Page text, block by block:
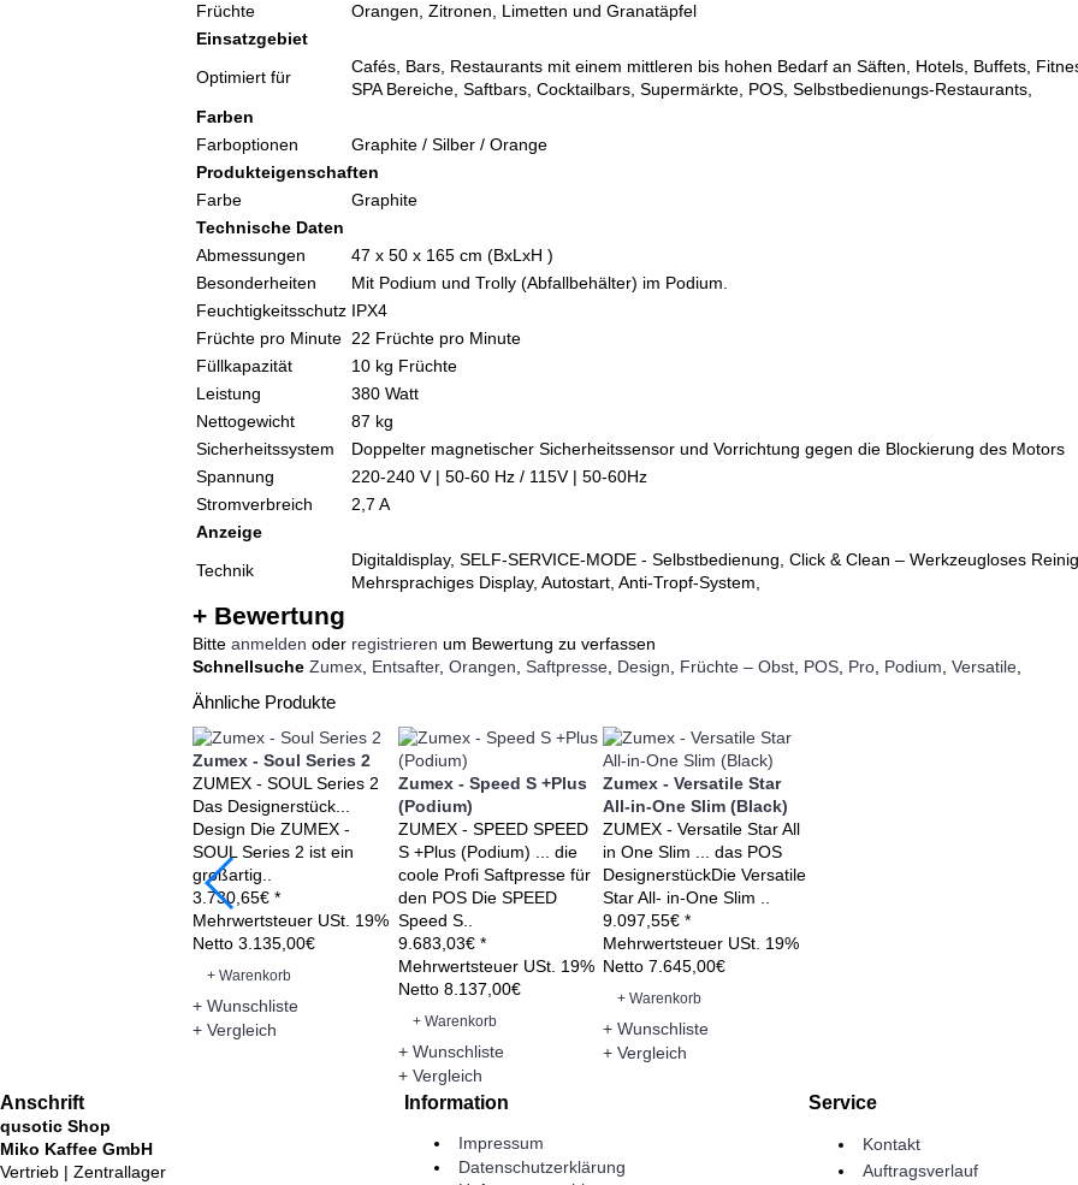
Früchte
Orangen, Zitronen, Limetten und Granatäpfel
Einsatzgebiet
Optimiert für
Cafés, Bars, Restaurants mit einem mittleren bis hohen Bedarf an Säften, Hotels, Buffets,
SPA Bereiche, Saftbars, Cocktailbars, Supermärkte, POS, Selbstbedienungs-Restaurants,
Farben
Farboptionen
Graphite / Silber / Orange
Produkteigenschaften
Farbe
Graphite
Technische Daten
Abmessungen
47 x 50 x 165 cm (BxLxH )
Besonderheiten
Mit Podium und Trolly (Abfallbehälter) im Podium.
Feuchtigkeitsschutz IPX4
Früchte pro Minute 22 Früchte pro Minute
Füllkapazität
10 kg Früchte
Leistung
380 Watt
Nettogewicht
87 kg
Sicherheitssystem
Doppelter magnetischer Sicherheitssensor und Vorrichtung gegen die Blockierung des Motors
Spannung
220-240 V | 50-60 Hz / 115V | 50-60Hz
Stromverbreich
2,7 A
Anzeige
Technik
Digitaldisplay, SELF-SERVICE-MODE - Selbstbedienung, Click & Clean – Werkzeugloses
Mehrsprachiges Display, Autostart, Anti-Tropf-System,
+ Bewertung
Bitte anmelden oder registrieren um Bewertung zu verfassen
Schnellsuche Zumex Entsafter, Orangen Saftpresse Design Früchte – Obst POS Pro Podium Versatile
Ähnliche Produkte
Zumex - Soul Series 2
ZUMEX - SOUL Series 2
Das Designerstück...
Design Die ZUMEX -
SOUL Series 2 ist ein
großartig..
3.730,65€ *
Mehrwertsteuer USt. 19%
Netto 3.135,00€
+ Warenkorb
+ Wunschliste
+ Vergleich
Zumex - Speed S +Plus
(Podium)
ZUMEX - SPEED SPEED
S +Plus (Podium) ... die
coole Profi Saftpresse für
den POS Die SPEED
Speed S..
9.683,03€ *
Mehrwertsteuer USt. 19%
Netto 8.137,00€
+ Warenkorb
+ Wunschliste
+ Vergleich
Zumex - Versatile Star
All-in-One Slim (Black)
ZUMEX - Versatile Star All
in One Slim ... das POS
DesignerstückDie Versatile
Star All- in-One Slim ..
9.097,55€ *
Mehrwertsteuer USt. 19%
Netto 7.645,00€
+ Warenkorb
+ Wunschliste
+ Vergleich
Anschrift
qusotic Shop
Miko Kaffee GmbH
Vertrieb | Zentrallager
Information
Impressum
Datenschutzerklärung
Service
Kontakt
Auftragsverlauf